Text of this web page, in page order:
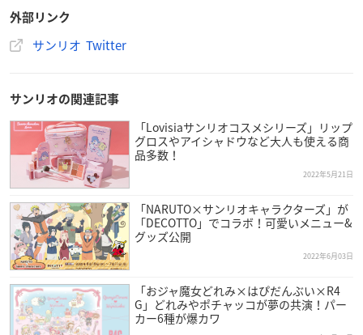
たのお気に入りの1着を見つけてね♡
https://t.co/Al2nkkoRPE
KxW3Q
外部リンク
サンリオ Twitter
サンリオの関連記事
「Lovisiaサンリオコスメシリーズ」リップ
グロスやアイシャドウなど大人も使える商
品多数！
2022年5月21日
「NARUTO×サンリオキャラクターズ」が
「DECOTTO」でコラボ！可愛いメニュー&
グッズ公開
2022年6月03日
「おジャ魔女どれみ×はぴだんぶい×R4
G」どれみやポチャッコが夢の共演！パー
カー6種が爆カワ